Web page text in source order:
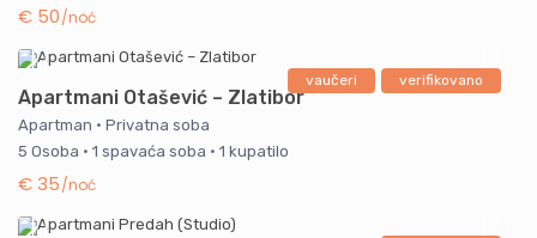
€ 50/noć
vaučeri verifikovano
Apartmani Otašević – Zlatibor
Apartman · Privatna soba
5 Osoba · 1 spavaća soba · 1 kupatilo
€ 35/noć